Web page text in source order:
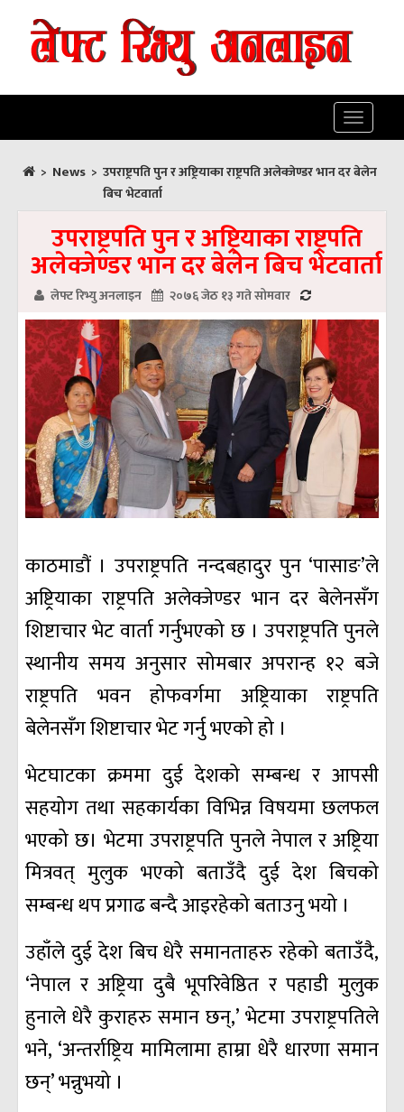
Toggle
> News > उपराष्ट्रपति पुन र अष्ट्रियाका राष्ट्रपति अलेक्जेण्डर भान दर बेलेन
बिच भेटवार्ता
उपराष्ट्रपति पुन र अष्ट्रियाका राष्ट्रपति
अलेक्जेण्डर भान दर बेलेन बिच भेटवार्ता
लेफ्ट रिभ्यु अनलाइन २०७६ जेठ १३ गते सोमवार
काठमाडौं । उपराष्ट्रपति नन्दबहादुर पुन ‘पासाङ’ले
अष्ट्रियाका राष्ट्रपति अलेक्जेण्डर भान दर बेलेनसँग
शिष्टाचार भेट वार्ता गर्नुभएको छ । उपराष्ट्रपति पुनले
स्थानीय समय अनुसार सोमबार अपरान्ह १२ बजे
राष्ट्रपति भवन होफवर्गमा अष्ट्रियाका राष्ट्रपति
बेलेनसँग शिष्टाचार भेट गर्नु भएको हो ।
भेटघाटका क्रममा दुई देशको सम्बन्ध र आपसी
सहयोग तथा सहकार्यका विभिन्न विषयमा छलफल
भएको छ। भेटमा उपराष्ट्रपति पुनले नेपाल र अष्ट्रिया
मित्रवत् मुलुक भएको बताउँदै दुई देश बिचको
सम्बन्ध थप प्रगाढ बन्दै आइरहेको बताउनु भयो ।
उहाँले दुई देश बिच धेरै समानताहरु रहेको बताउँदै,
‘नेपाल र अष्ट्रिया दुबै भूपरिवेष्ठित र पहाडी मुलुक
हुनाले धेरै कुराहरु समान छन्,’ भेटमा उपराष्ट्रपतिले
भने, ‘अन्तर्राष्ट्रिय मामिलामा हाम्रा धेरै धारणा समान
छन्’ भन्नुभयो ।